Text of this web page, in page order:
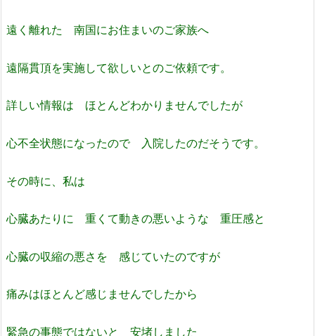
遠く離れた 南国にお住まいのご家族へ
遠隔貫頂を実施して欲しいとのご依頼です。
詳しい情報は ほとんどわかりませんでしたが
心不全状態になったので 入院したのだそうです。
その時に、私は
心臓あたりに 重くて動きの悪いような 重圧感と
心臓の収縮の悪さを 感じていたのですが
痛みはほとんど感じませんでしたから
緊急の事態ではないと 安堵しました